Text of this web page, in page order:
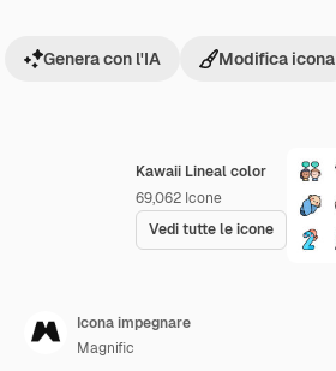
Kawaii Lineal color
69,062 Icone
Vedi tutte le icone
Genera con l'IA Modifica icona
Icona impegnare
Magnific